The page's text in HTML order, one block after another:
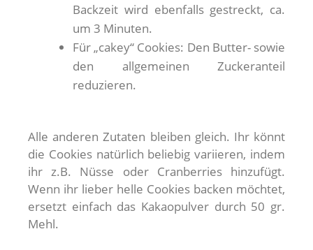
Backzeit wird ebenfalls gestreckt, ca.
um 3 Minuten.
Für „cakey“ Cookies: Den Butter- sowie
den allgemeinen Zuckeranteil
reduzieren.
Alle anderen Zutaten bleiben gleich. Ihr könnt
die Cookies natürlich beliebig variieren, indem
ihr z.B. Nüsse oder Cranberries hinzufügt.
Wenn ihr lieber helle Cookies backen möchtet,
ersetzt einfach das Kakaopulver durch 50 gr.
Mehl.